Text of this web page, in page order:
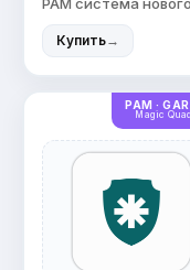
Купить→
PAM ·
Magic